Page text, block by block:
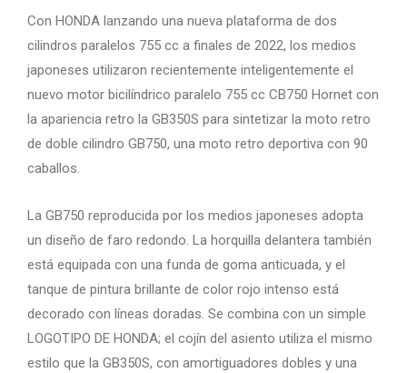
Con HONDA lanzando una nueva plataforma de dos
cilindros paralelos 755 cc a finales de 2022, los medios
japoneses utilizaron recientemente inteligentemente el
nuevo motor bicilíndrico paralelo 755 cc CB750 Hornet con
la apariencia retro la GB350S para sintetizar la moto retro
de doble cilindro GB750, una moto retro deportiva con 90
caballos.
La GB750 reproducida por los medios japoneses adopta
un diseño de faro redondo. La horquilla delantera también
está equipada con una funda de goma anticuada, y el
tanque de pintura brillante de color rojo intenso está
decorado con líneas doradas. Se combina con un simple
LOGOTIPO DE HONDA; el cojín del asiento utiliza el mismo
estilo que la GB350S, con amortiguadores dobles y una